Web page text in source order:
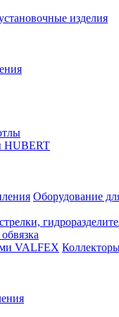
изделия
HUBERT
Оборудование